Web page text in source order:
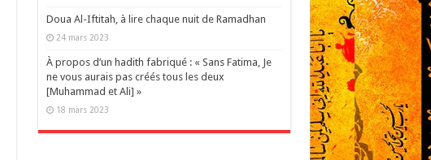
Doua Al-Iftitah, à lire chaque nuit de Ramadhan
24 mars 2023
À propos d’un hadith fabriqué : « Sans Fatima, Je
ne vous aurais pas créés tous les deux
[Muhammad et Ali] »
18 mars 2023